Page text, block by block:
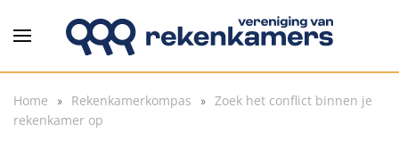
Overslaan en naar de inhoud gaan
Home Rekenkamerkompas
Zoek het conflict binnen je
rekenkamer op